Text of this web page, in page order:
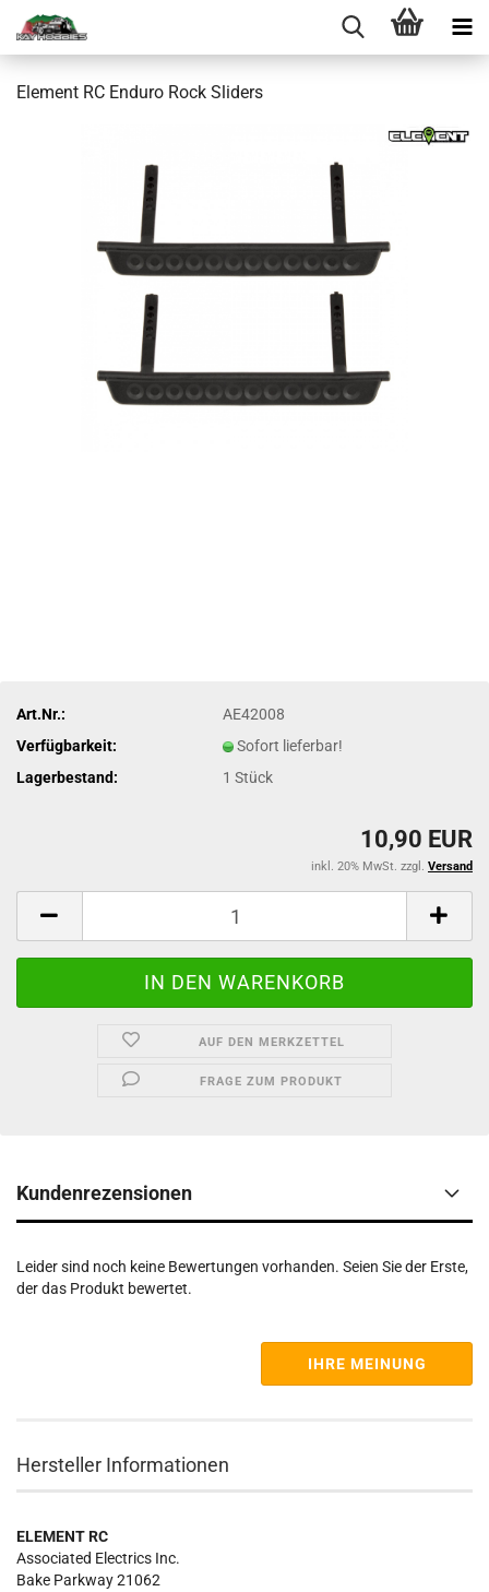
Element RC Enduro Rock Sliders
Art.Nr.:
AE42008
Verfügbarkeit:
Sofort lieferbar!
Lagerbestand:
1Stück
10,90 EUR
inkl. 20% MwSt. zzgl. Versand
AUF DEN MERKZETTEL
FRAGE ZUM PRODUKT
Kundenrezensionen
Leider sind noch keine Bewertungen vorhanden. Seien Sie der Erste,
der das Produkt bewertet.
IHRE MEINUNG
Hersteller Informationen
ELEMENT RC
Associated Electrics Inc.
Bake Parkway 21062